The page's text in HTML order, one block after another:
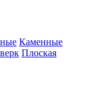
Каменные
Плоская